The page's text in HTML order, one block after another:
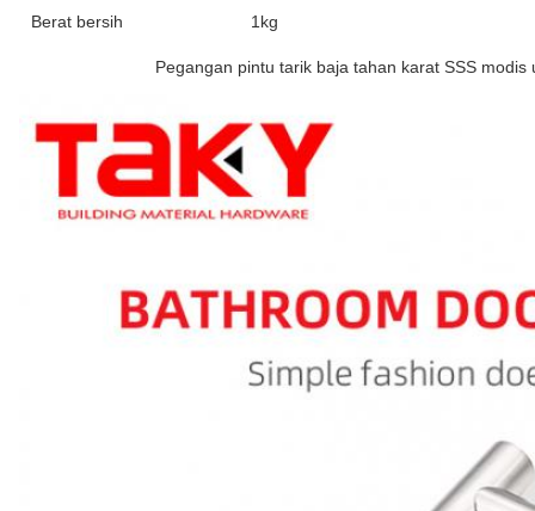
Berat bersih 1kg
Pegangan pintu tarik baja tahan karat SSS